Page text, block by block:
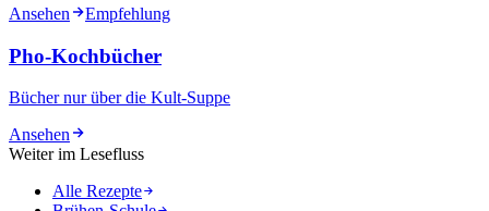
Ansehen
Empfehlung
Pho-Kochbücher
Bücher nur über die Kult-Suppe
Ansehen
Weiter im Lesefluss
Alle Rezepte